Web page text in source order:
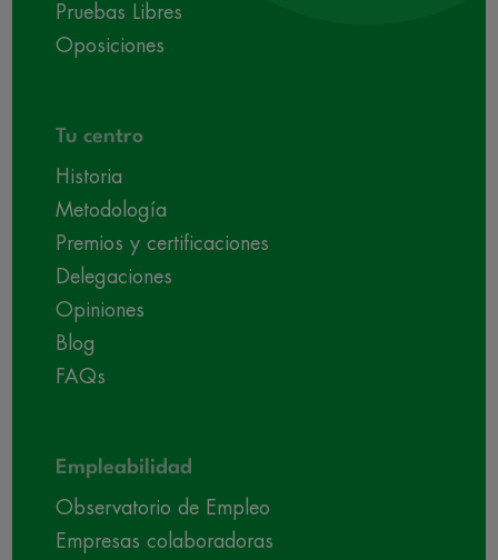
Pruebas Libres
Oposiciones
Tu centro
Historia
Metodología
Premios y certificaciones
Delegaciones
Opiniones
Blog
FAQs
Empleabilidad
Observatorio de Empleo
Empresas colaboradoras